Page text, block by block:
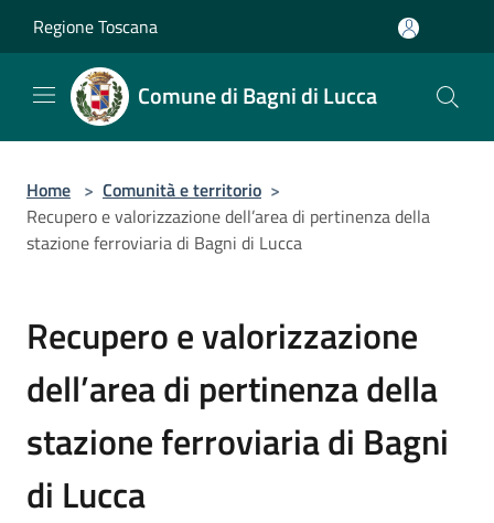
Regione Toscana
Comune di Bagni di Lucca
Home > Comunità e territorio >
Recupero e valorizzazione dell’area di pertinenza della
stazione ferroviaria di Bagni di Lucca
Recupero e valorizzazione
dell’area di pertinenza della
stazione ferroviaria di Bagni
di Lucca